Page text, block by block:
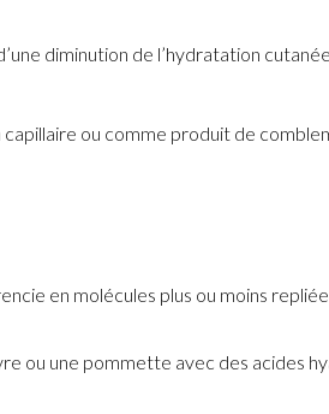
diminution de l’hydratation
ou comme produit de
en molécules plus ou moins
ou une pommette avec des acides